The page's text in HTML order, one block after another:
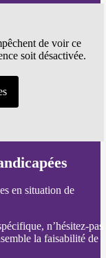
de voir ce
soit désactivée.
en situation de
n’hésitez-pas
la faisabilité de